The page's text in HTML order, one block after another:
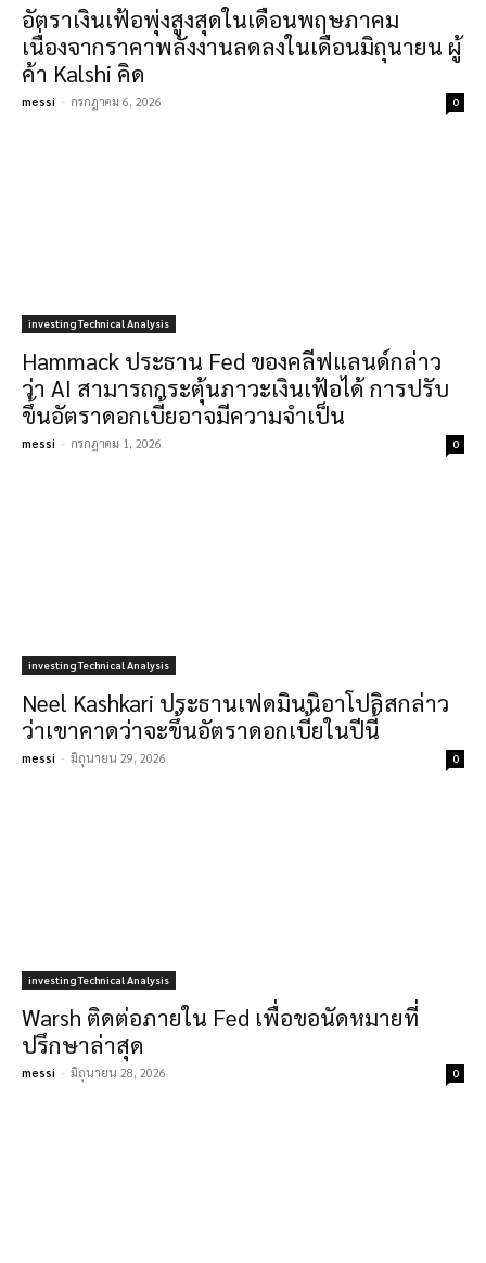
อัตราเงินเฟ้อพุ่งสูงสุดในเดือนพฤษภาคม
เนื่องจากราคาพลังงานลดลงในเดือนมิถุนายน ผู้
ค้า Kalshi คิด
messi - กรกฎาคม 6, 2026 0
investing Technical Analysis
Hammack ประธาน Fed ของคลีฟแลนด์กล่าว
ว่า AI สามารถกระตุ้นภาวะเงินเฟ้อได้ การปรับ
ขึ้นอัตราดอกเบี้ยอาจมีความจำเป็น
messi - กรกฎาคม 1, 2026 0
investing Technical Analysis
Neel Kashkari ประธานเฟดมินนิอาโปลิสกล่าว
ว่าเขาคาดว่าจะขึ้นอัตราดอกเบี้ยในปีนี้
messi - มิถุนายน 29, 2026 0
investing Technical Analysis
Warsh ติดต่อภายใน Fed เพื่อขอนัดหมายที่
ปรึกษาล่าสุด
messi - มิถุนายน 28, 2026 0